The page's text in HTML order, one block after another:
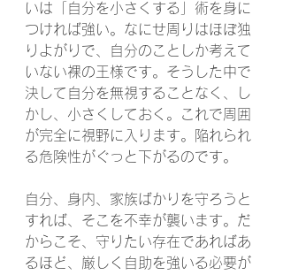
いは「自分を小さくする」術を身に
つければ強い。なにせ周りはほぼ独
りよがりで、自分のことしか考えて
いない裸の王様です。そうした中で
決して自分を無視することなく、し
かし、小さくしておく。これで周囲
が完全に視野に入ります。陥れられ
る危険性がぐっと下がるのです。
自分、身内、家族ばかりを守ろうと
すれば、そこを不幸が襲います。だ
からこそ、守りたい存在であればあ
るほど、厳しく自助を強いる必要が